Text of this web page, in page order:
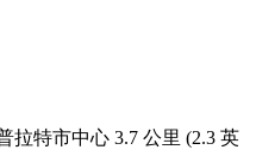
拉特市中心 3.7 公里 (2.3 英